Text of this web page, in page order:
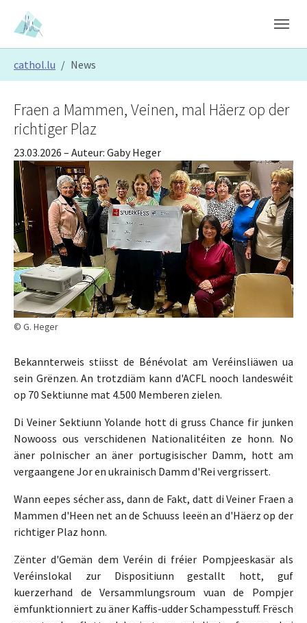
Skip to main content
Skip to page footer
cathol.lu News
© G. Heger
Fraen a Mammen, Veinen, mal Häerz op der
richtiger Plaz
23.03.2026 – Auteur: Gaby Heger
Bekannterweis stiisst de Bénévolat am Veréinsliäwen ua
sein Grënzen. An trotzdiäm kann d'ACFL nooch landeswéit
op 70 Sektiunne mat 4.500 Memberen zielen.
Di Veiner Sektiunn Yolande hott di gruss Chance fir junken
Nowooss ous verschidenen Nationalitéiten ze honn. No
äner polnischer an äner portugisischer Damm, hott am
vergaangene Jor en ukrainisch Damm d'Rei vergrissert.
Wann eepes sécher ass, dann de Fakt, datt di Veiner Fraen a
Mammen d'Heen net an de Schuuss leeën an d'Häerz op der
richtiger Plaz honn.
Zënter d'Gemän dem Veréin di fréier Pompjeeskasär als
Veréinslokal zur Dispositiunn gestallt hott, guf
kuerzerhand de Versammlungsroum vuan de Pompjer
ëmfunktionniert zu äner Kaffis-udder Schampesstuff. Frësch